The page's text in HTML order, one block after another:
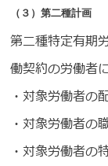
（３）第二種計画
第二種特定有期
働契約の労働者
・対象労働者の
・対象労働者の
・対象労働者の